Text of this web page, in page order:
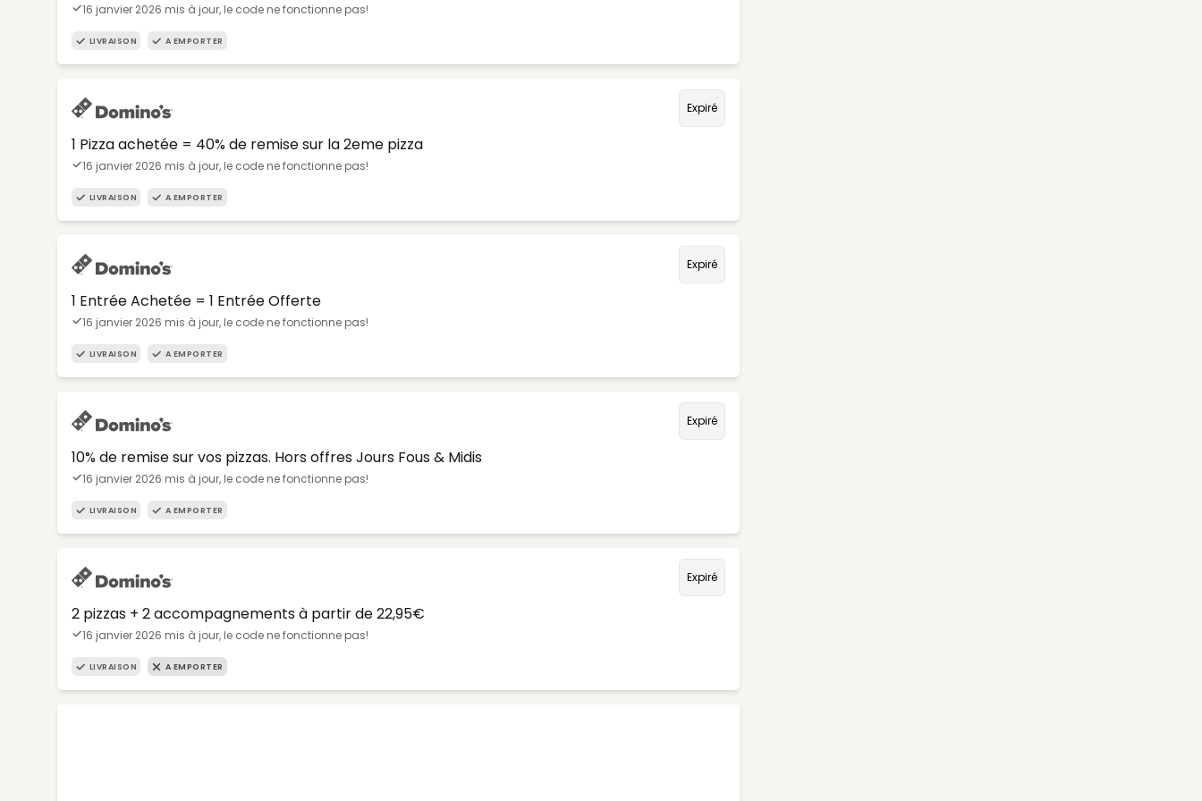
16 janvier 2026 mis à jour, le code ne fonctionne pas!
LIVRAISON A EMPORTER
Expiré
1 Pizza achetée = 40% de remise sur la 2eme pizza
16 janvier 2026 mis à jour, le code ne fonctionne pas!
LIVRAISON A EMPORTER
Expiré
1 Entrée Achetée = 1 Entrée Offerte
16 janvier 2026 mis à jour, le code ne fonctionne pas!
LIVRAISON A EMPORTER
Expiré
10% de remise sur vos pizzas. Hors offres Jours Fous & Midis
16 janvier 2026 mis à jour, le code ne fonctionne pas!
LIVRAISON A EMPORTER
Expiré
2 pizzas + 2 accompagnements à partir de 22,95€
16 janvier 2026 mis à jour, le code ne fonctionne pas!
LIVRAISON A EMPORTER